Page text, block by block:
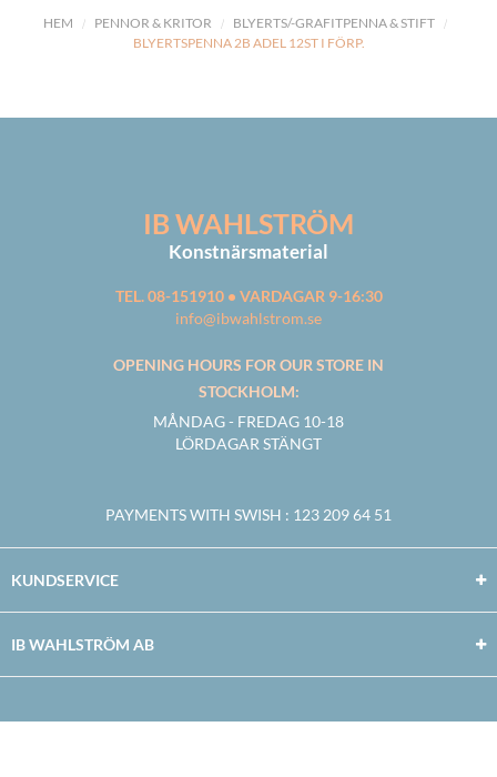
HEM PENNOR & KRITOR
BLYERTS/-GRAFITPENNA & STIFT
BLYERTSPENNA 2B ADEL 12ST I FÖRP.
IB WAHLSTRÖM
Konstnärsmaterial
TEL. 08-151910 • VARDAGAR 9-16:30
info@ibwahlstrom.se
OPENING HOURS FOR OUR STORE IN
STOCKHOLM:
MÅNDAG - FREDAG 10-18
LÖRDAGAR STÄNGT
PAYMENTS WITH SWISH : 123 209 64 51
KUNDSERVICE
IB WAHLSTRÖM AB
Facebook
TwitterYoutubeInstagram